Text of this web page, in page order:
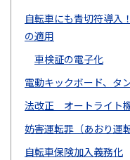
自転車にも青切符導入
の適用
車検証の電子化
電動キックボード、タ
法改正 オートライト
妨害運転罪（あおり運
自転車保険加入義務化